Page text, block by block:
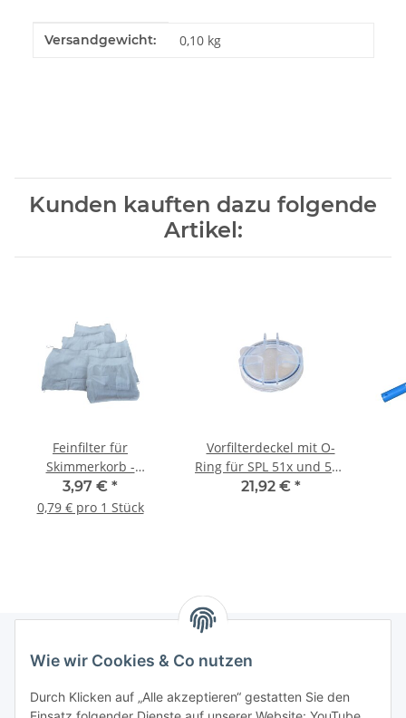
Wie wir Cookies & Co nutzen
Durch Klicken auf „Alle akzeptieren“ gestatten Sie den
Produkteigenschaft
Wert
Versandgewicht: 0,10 kg
Kunden kauften dazu folgende
Artikel:
Feinfilter für
Skimmerkorb -
Filterstrumpf
3,97 € *
0,79 € pro 1 Stück
Vorfilterdeckel mit O-
Ring für SPL 51x und 521
Pumpe
21,92 € *